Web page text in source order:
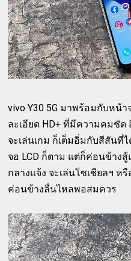
vivo Y30 5G มาพร้อมกับหน้า
ละเอียด HD+ ที่มีความคมชั
จะเล่นเกม ก็เต็มอิ่มกับสีสันที่
จอ LCD ก็ตาม แต่ก็ค่อนข้าง
กลางแจ้ง จะเล่นโซเชียลฯ ห
ค่อนข้างลื่นไหลพอสมควร